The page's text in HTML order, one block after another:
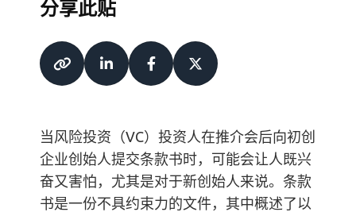
当风险投资（VC）投资人在推介会后向初创
企业创始人提交条款书时，可能会让人既兴
奋又害怕，尤其是对于新创始人来说。条款
书是一份不具约束力的文件，其中概述了以
分享此贴